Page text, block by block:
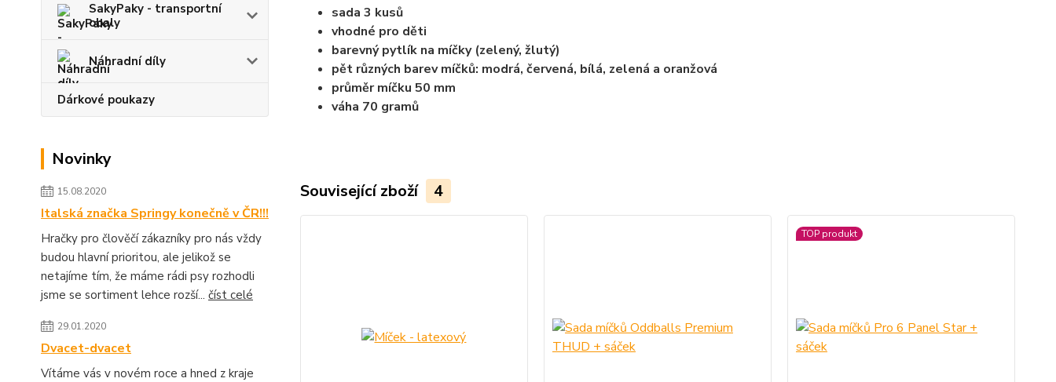
SakyPaky - transportní
obaly
Náhradní díly
Dárkové poukazy
Novinky
15.08.2020
Italská značka Springy konečně v ČR!!!
Hračky pro člověčí zákazníky pro nás vždy
budou hlavní prioritou, ale jelikož se
netajíme tím, že máme rádi psy rozhodli
jsme se sortiment lehce rozší... číst celé
29.01.2020
Dvacet-dvacet
Vítáme vás v novém roce a hned z kraje
sada 3 kusů
vhodné pro děti
barevný pytlík na míčky (zelený, žlutý)
pět různých barev míčků: modrá, červená, bílá, zelená a oranžová
průměr míčku 50 mm
váha 70 gramů
Související zboží 4
TOP produkt